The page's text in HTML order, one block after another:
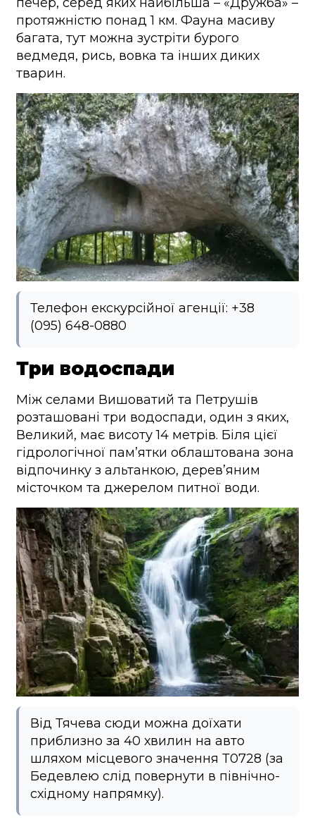
протяжністю понад 1 км. Фауна масиву
багата, тут можна зустріти бурого
ведмедя, рись, вовка та інших диких
тварин.
Телефон екскурсійної агенції: +38
(095) 648-0880
Три водоспади
Між селами Вишоватий та Петрушів
розташовані три водоспади, один з яких,
Великий, має висоту 14 метрів. Біля цієї
гідрологічної пам’ятки облаштована зона
відпочинку з альтанкою, дерев’яним
місточком та джерелом питної води.
Від Тячева сюди можна доїхати
приблизно за 40 хвилин на авто
шляхом місцевого значення Т0728 (за
Бедевлею слід повернути в північно-
східному напрямку).